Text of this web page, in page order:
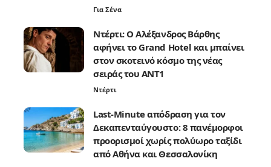
Για Σένα
Ντέρτι: Ο Αλέξανδρος Βάρθης
αφήνει το Grand Hotel και μπαίνει
στον σκοτεινό κόσμο της νέας
σειράς του ANT1
Ντέρτι
Last-Minute απόδραση για τον
Δεκαπενταύγουστο: 8 πανέμορφοι
προορισμοί χωρίς πολύωρο ταξίδι
από Αθήνα και Θεσσαλονίκη